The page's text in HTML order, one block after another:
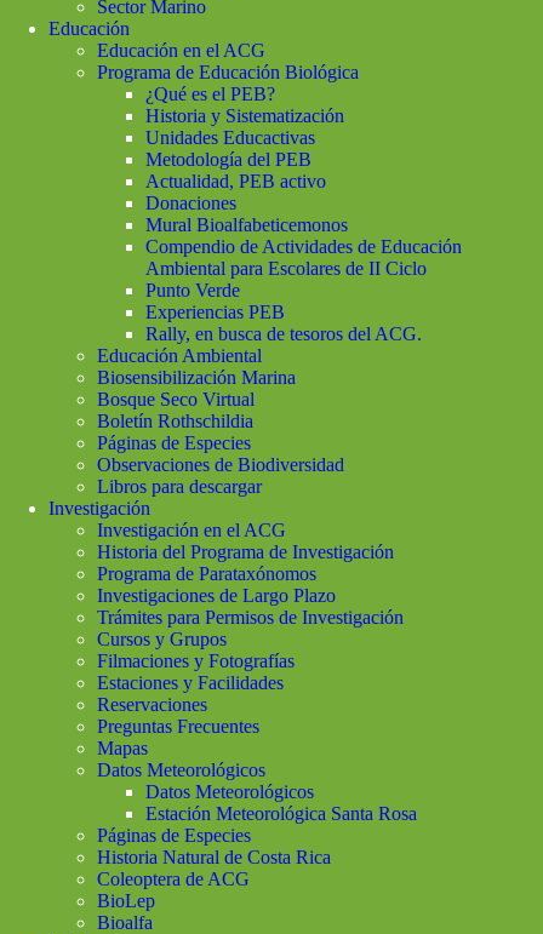
Sector Marino
Educación
Educación en el ACG
Programa de Educación Biológica
¿Qué es el PEB?
Historia y Sistematización
Unidades Educactivas
Metodología del PEB
Actualidad, PEB activo
Donaciones
Mural Bioalfabeticemonos
Compendio de Actividades de Educación
Ambiental para Escolares de II Ciclo
Punto Verde
Experiencias PEB
Rally, en busca de tesoros del ACG.
Educación Ambiental
Biosensibilización Marina
Bosque Seco Virtual
Boletín Rothschildia
Páginas de Especies
Observaciones de Biodiversidad
Libros para descargar
Investigación
Investigación en el ACG
Historia del Programa de Investigación
Programa de Parataxónomos
Investigaciones de Largo Plazo
Trámites para Permisos de Investigación
Cursos y Grupos
Filmaciones y Fotografías
Estaciones y Facilidades
Reservaciones
Preguntas Frecuentes
Mapas
Datos Meteorológicos
Datos Meteorológicos
Estación Meteorológica Santa Rosa
Páginas de Especies
Historia Natural de Costa Rica
Coleoptera de ACG
BioLep
Bioalfa